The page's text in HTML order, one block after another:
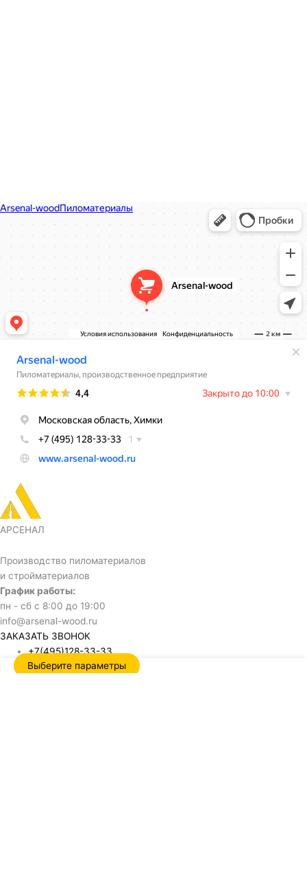
АРСЕНАЛ
Производство пиломатериалов
и стройматериалов
График работы:
пн - сб с 8:00 до 19:00
info@arsenal-wood.ru
ЗАКАЗАТЬ ЗВОНОК
+7(495)128-33-33
Выберите параметры